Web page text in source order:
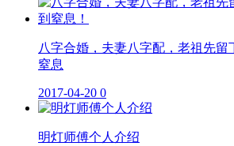
八字合婚，夫妻八字配，老祖先留
窒息
2017-04-20 0
明灯师傅个人介绍